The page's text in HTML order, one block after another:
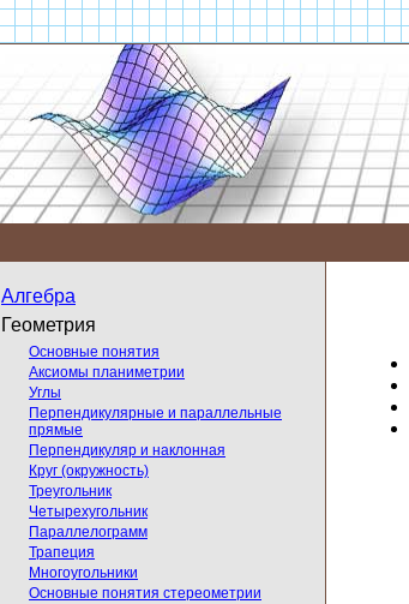
Алгебра
Геометрия
Основные понятия
Аксиомы планиметрии
Углы
Перпендикулярные и параллельные
прямые
Перпендикуляр и наклонная
Круг (окружность)
Треугольник
Четырехугольник
Параллелограмм
Трапеция
Многоугольники
Основные понятия стереометрии